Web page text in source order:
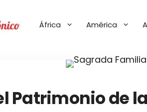
África América
Patrimonio de